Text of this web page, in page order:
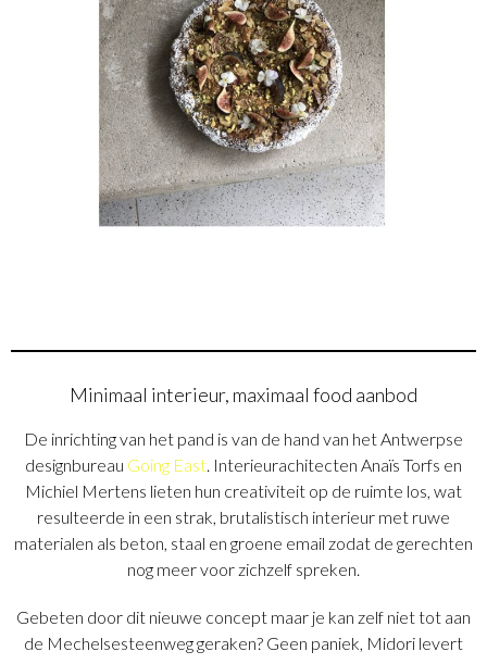
Minimaal interieur, maximaal food aanbod
De inrichting van het pand is van de hand van het Antwerpse
designbureau Going East. Interieurachitecten Anaïs Torfs en
Michiel Mertens lieten hun creativiteit op de ruimte los, wat
resulteerde in een strak, brutalistisch interieur met ruwe
materialen als beton, staal en groene email zodat de gerechten
nog meer voor zichzelf spreken.
Gebeten door dit nieuwe concept maar je kan zelf niet tot aan
de Mechelsesteenweg geraken? Geen paniek, Midori levert